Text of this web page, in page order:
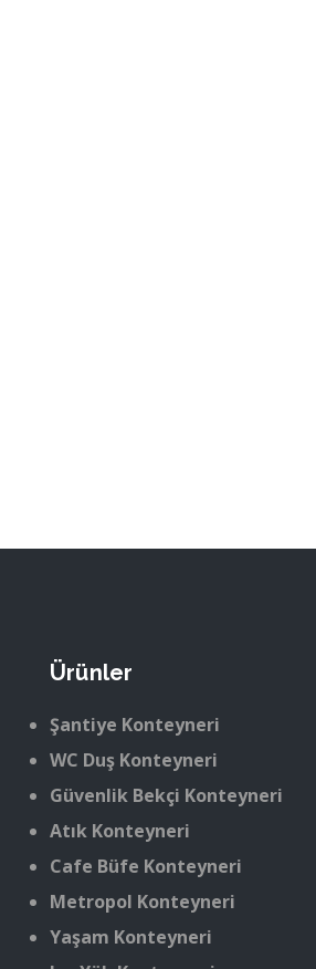
Ürünler
Şantiye Konteyneri
WC Duş Konteyneri
Güvenlik Bekçi Konteyneri
Atık Konteyneri
Cafe Büfe Konteyneri
Metropol Konteyneri
Yaşam Konteyneri